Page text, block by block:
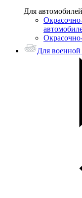
Для автомобилей
Для военной